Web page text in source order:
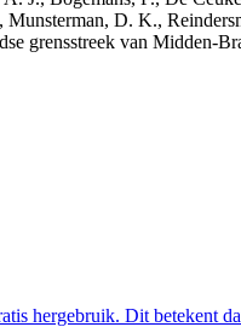
D. K.,
grensstreek van Midden-
hergebruik. Dit betekent